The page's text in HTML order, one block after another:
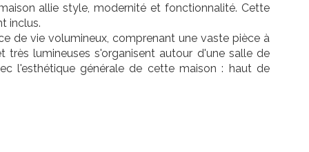
allie style, modernité et fonctionnalité. Cette
inclus.
de vie volumineux, comprenant une vaste pièce à
lumineuses s'organisent autour d'une salle de
l'esthétique générale de cette maison : haut de